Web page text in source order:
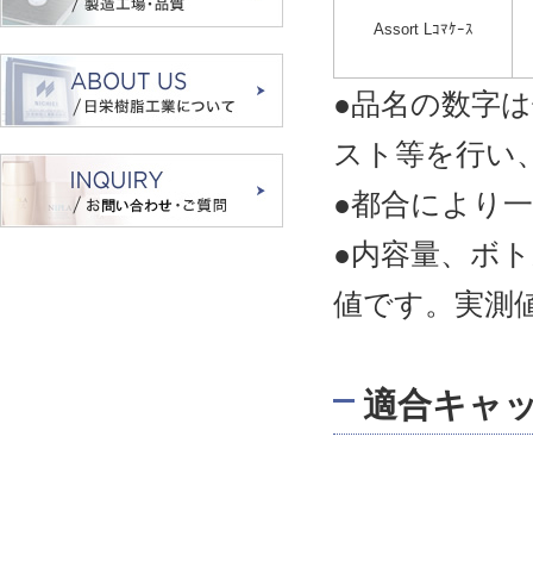
Assort Lｺﾏｹｰｽ
●品名の数字
スト等を行い
●都合により
●内容量、ボ
値です。実測
適合キャ